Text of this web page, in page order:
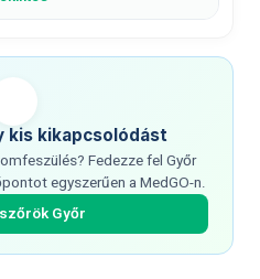
kis kikapcsolódást
Fedezze fel Győr
egyszerűen a MedGO-n.
Győr